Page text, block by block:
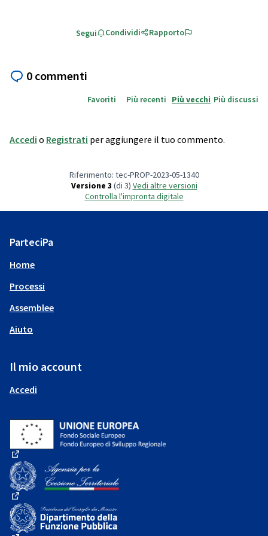
Segui Condividi Rapporto
0 commenti
Favoriti Più recenti Più vecchi Più discussi
Accedi o Registrati per aggiungere il tuo commento.
Riferimento: tec-PROP-2023-05-1340
Versione 3 (di 3) vedi altre versioni
Controlla l'impronta digitale
ParteciPa
Home
Processi
Assemblee
Aiuto
Il mio account
Accedi
(Collegamento esterno)
(Collegamento esterno)